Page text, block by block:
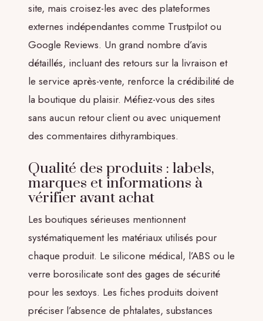
site, mais croisez-les avec des plateformes
externes indépendantes comme Trustpilot ou
Google Reviews. Un grand nombre d’avis
détaillés, incluant des retours sur la livraison et
le service après-vente, renforce la crédibilité de
la boutique du plaisir. Méfiez-vous des sites
sans aucun retour client ou avec uniquement
des commentaires dithyrambiques.
Qualité des produits : labels,
marques et informations à
vérifier avant achat
Les boutiques sérieuses mentionnent
systématiquement les matériaux utilisés pour
chaque produit. Le silicone médical, l’ABS ou le
verre borosilicate sont des gages de sécurité
pour les sextoys. Les fiches produits doivent
préciser l’absence de phtalates, substances